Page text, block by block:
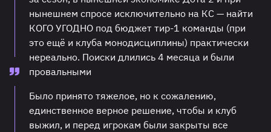
нынешнем спросе исключительно на КС — найти
КОГО УГОДНО под бюджет тир-1 команды (при
это ещё и клуба монодисциплины) практически
нереально. Поиски длились 4 месяца и были
провальными
Было принято тяжелое, но к сожалению,
единственное верное решение, чтобы и клуб
выжил, и перед игрокам были закрыты все